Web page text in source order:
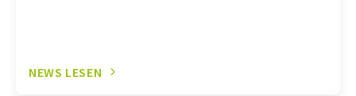
NEWS LESEN